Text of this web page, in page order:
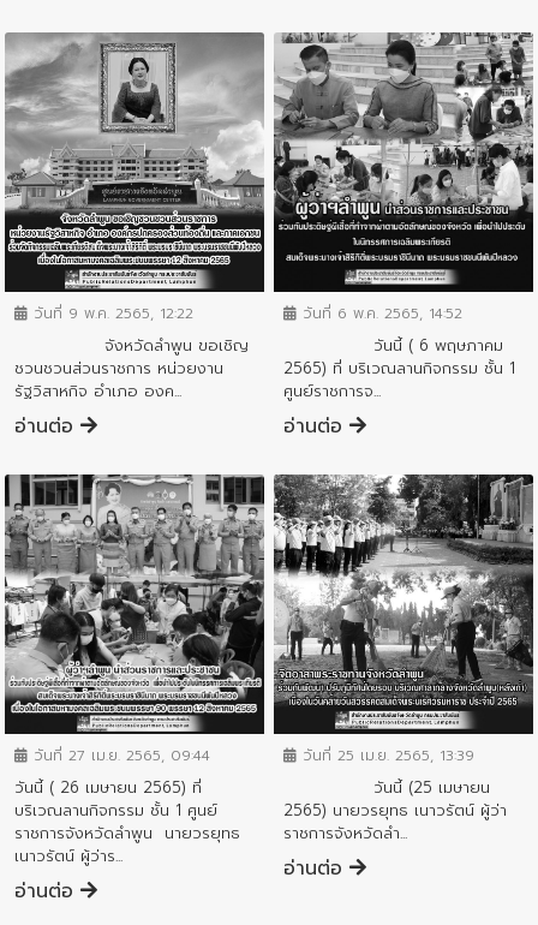
ข่าวกิจกรรมสำคัญจังหวัด
วันที่ 9 พ.ค. 2565, 12:22
จังหวัดลำพูน ขอเชิญ
ชวนชวนส่วนราชการ หน่วยงาน
รัฐวิสาหกิจ อำเภอ องค...
อ่านต่อ
ข่าวกิจกรรมสำคัญจังหวัด
วันที่ 6 พ.ค. 2565, 14:52
วันนี้ ( 6 พฤษภาคม
2565) ที่ บริเวณลานกิจกรรม ชั้น 1
ศูนย์ราชการจ...
อ่านต่อ
ข่าวกิจกรรมสำคัญจังหวัด
วันที่ 27 เม.ย. 2565, 09:44
วันนี้ ( 26 เมษายน 2565) ที่
บริเวณลานกิจกรรม ชั้น 1 ศูนย์
ราชการจังหวัดลำพูน นายวรยุทธ
เนาวรัตน์ ผู้ว่าร...
อ่านต่อ
ข่าวกิจกรรมสำคัญจังหวัด
วันที่ 25 เม.ย. 2565, 13:39
วันนี้ (25 เมษายน
2565) นายวรยุทธ เนาวรัตน์ ผู้ว่า
ราชการจังหวัดลำ...
อ่านต่อ